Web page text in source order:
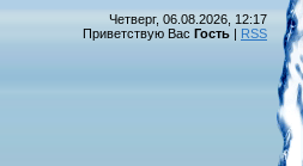
Четверг, 06.08.2026, 12:17
Приветствую Вас Гость | RSS